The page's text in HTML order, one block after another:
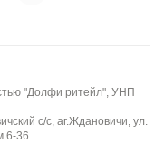
(не скатывается)
Tessile S.r.l.
"Долфи ритейл", УНП
с/с, аг.Ждановичи, ул.
36